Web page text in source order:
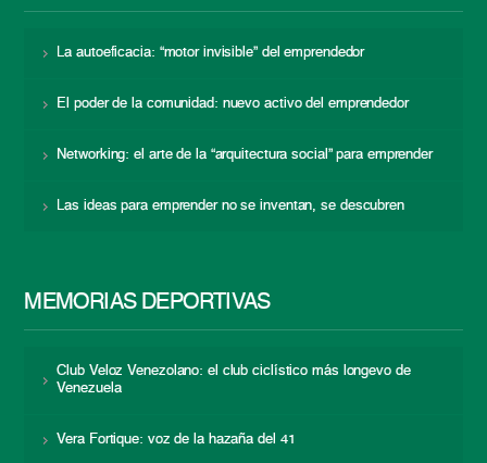
La autoeficacia: “motor invisible” del emprendedor
El poder de la comunidad: nuevo activo del emprendedor
Networking: el arte de la “arquitectura social” para emprender
Las ideas para emprender no se inventan, se descubren
MEMORIAS DEPORTIVAS
Club Veloz Venezolano: el club ciclístico más longevo de
Venezuela
Vera Fortique: voz de la hazaña del 41